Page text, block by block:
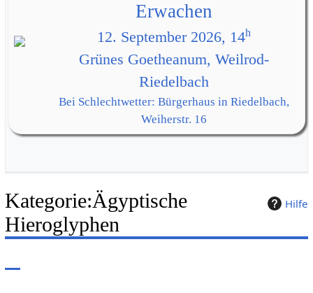
Erwachen
12. September 2026, 14h
Grünes Goetheanum, Weilrod-
Riedelbach
Bei Schlechtwetter: Bürgerhaus in Riedelbach,
Weiherstr. 16
Hilfe
Kategorie:Ägyptische
Hieroglyphen